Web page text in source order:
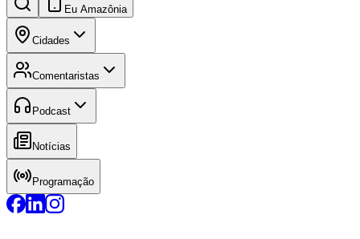
Eu Amazônia
Cidades
Comentaristas
Podcast
Notícias
Programação